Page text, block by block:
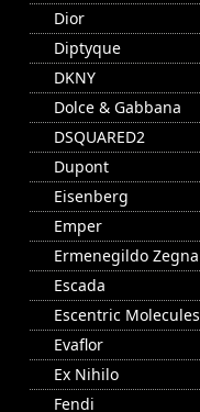
Dior
Diptyque
DKNY
Dolce & Gabbana
DSQUARED2
Dupont
Eisenberg
Emper
Ermenegildo Zegna
Escada
Escentric Molecules
Evaflor
Ex Nihilo
Fendi